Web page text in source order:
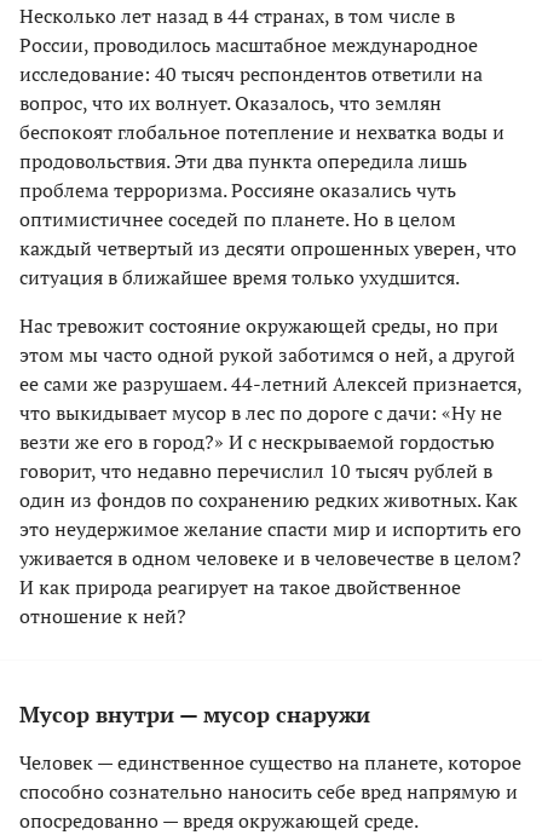
Несколько лет назад в 44 странах, в том числе в
России, проводилось масштабное международное
исследование: 40 тысяч респондентов ответили на
вопрос, что их волнует. Оказалось, что землян
беспокоят глобальное потепление и нехватка воды и
продовольствия. Эти два пункта опередила лишь
проблема терроризма. Россияне оказались чуть
оптимистичнее соседей по планете. Но в целом
каждый четвертый из десяти опрошенных уверен, что
ситуация в ближайшее время только ухудшится.
Нас тревожит состояние окружающей среды, но при
этом мы часто одной рукой заботимся о ней, а другой
ее сами же разрушаем. 44-летний Алексей признается,
что выкидывает мусор в лес по дороге с дачи: «Ну не
везти же его в город?» И с нескрываемой гордостью
говорит, что недавно перечислил 10 тысяч рублей в
один из фондов по сохранению редких животных. Как
это неудержимое желание cпасти мир и испортить его
уживается в одном человеке и в человечестве в целом?
И как природа реагирует на такое двойственное
отношение к ней?
Мусор внутри — мусор снаружи
Человек — единственное существо на планете, которое
способно сознательно наносить себе вред напрямую и
опосредованно — вредя окружающей среде.